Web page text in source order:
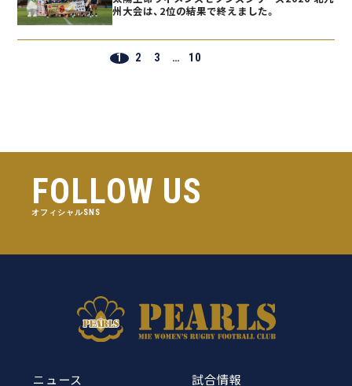
州大会は、2位の結果で終えました。
1 2 3 … 10
FOLLOW US
オフィシャルSNS
ニュース 試合情報